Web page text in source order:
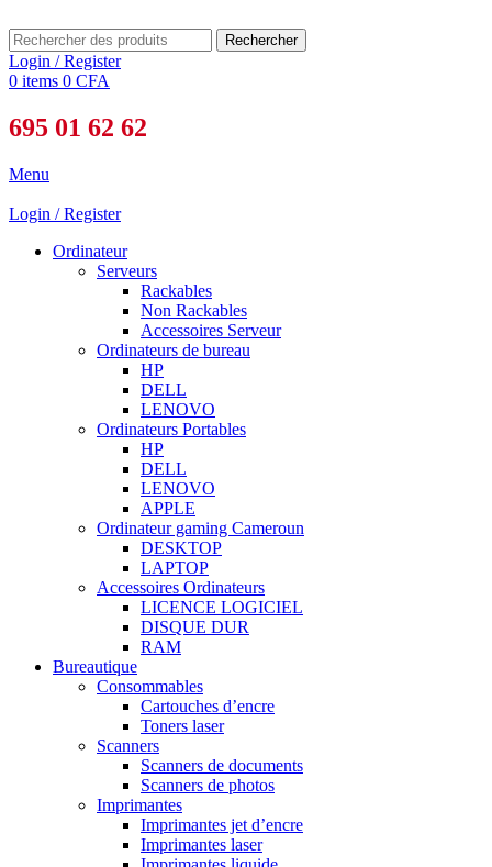
Rechercher
Login / Register
0 items 0 CFA
695 01 62 62
Menu
Login / Register
Ordinateur
Serveurs
Rackables
Non Rackables
Accessoires Serveur
Ordinateurs de bureau
HP
DELL
LENOVO
Ordinateurs Portables
HP
DELL
LENOVO
APPLE
Ordinateur gaming Cameroun
DESKTOP
LAPTOP
Accessoires Ordinateurs
LICENCE LOGICIEL
DISQUE DUR
RAM
Bureautique
Consommables
Cartouches d’encre
Toners laser
Scanners
Scanners de documents
Scanners de photos
Imprimantes
Imprimantes jet d’encre
Imprimantes laser